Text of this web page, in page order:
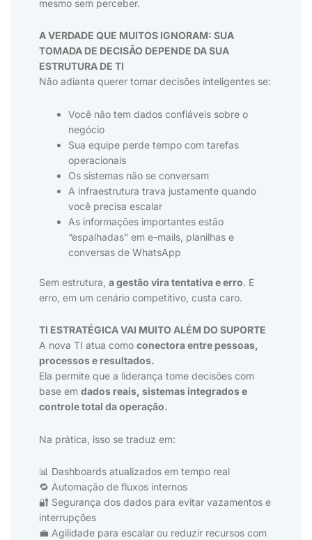
mesmo sem perceber.
A VERDADE QUE MUITOS IGNORAM: SUA
TOMADA DE DECISÃO DEPENDE DA SUA
ESTRUTURA DE TI
Não adianta querer tomar decisões inteligentes se:
Você não tem dados confiáveis sobre o
negócio
Sua equipe perde tempo com tarefas
operacionais
Os sistemas não se conversam
A infraestrutura trava justamente quando
você precisa escalar
As informações importantes estão
“espalhadas” em e-mails, planilhas e
conversas de WhatsApp
Sem estrutura,a gestão vira tentativa e erro. E
erro, em um cenário competitivo, custa caro.
TI ESTRATÉGICA VAI MUITO ALÉM DO SUPORTE
A nova TI atua comoconectora entre pessoas,
processos e resultados.
Ela permite que a liderança tome decisões com
base emdados reais, sistemas integrados e
controle total da operação.
Na prática, isso se traduz em:
📊 Dashboards atualizados em tempo real
🔁 Automação de fluxos internos
🔐 Segurança dos dados para evitar vazamentos e
interrupções
💼 Agilidade para escalar ou reduzir recursos com